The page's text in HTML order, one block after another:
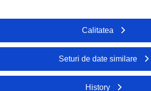
Calitatea
Seturi de date similare
History